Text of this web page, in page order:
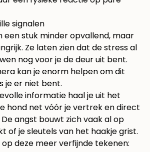
signalen
een stuk minder opvallend, maar
Ze laten zien dat de stress al
nog voor je de deur uit bent.
kan je enorm helpen om dit
je er niet bent.
informatie haal je uit het
hond net vóór je vertrek en direct
angst bouwt zich vaak al op
of je sleutels van het haakje grist.
op deze meer verfijnde tekenen: